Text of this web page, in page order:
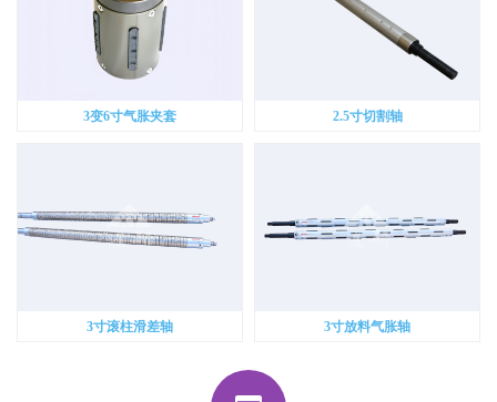
3变6寸气胀夹套 2.5寸切割轴
3寸滚柱滑差轴 3寸放料气胀轴